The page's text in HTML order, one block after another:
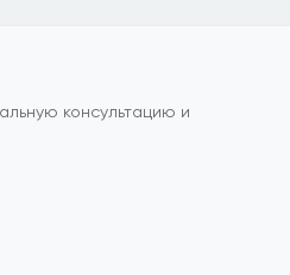
консультацию и